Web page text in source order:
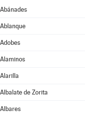
Abánades
Ablanque
Adobes
Alaminos
Alarilla
Albalate de Zorita
Albares